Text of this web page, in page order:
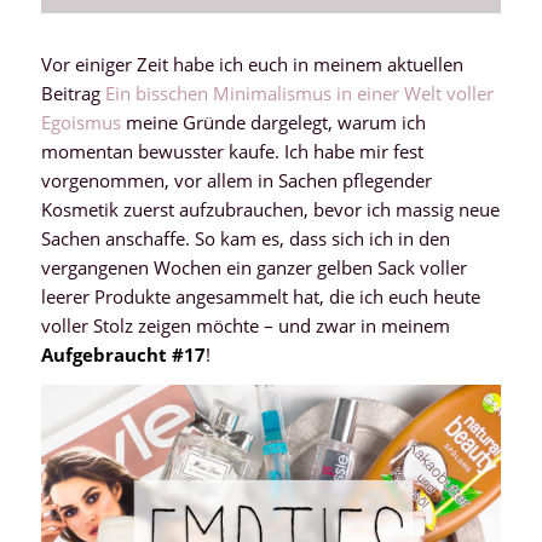
Vor einiger Zeit habe ich euch in meinem aktuellen
Beitrag Ein bisschen Minimalismus in einer Welt voller
Egoismus meine Gründe dargelegt, warum ich
momentan bewusster kaufe. Ich habe mir fest
vorgenommen, vor allem in Sachen pflegender
Kosmetik zuerst aufzubrauchen, bevor ich massig neue
Sachen anschaffe. So kam es, dass sich ich in den
vergangenen Wochen ein ganzer gelben Sack voller
leerer Produkte angesammelt hat, die ich euch heute
voller Stolz zeigen möchte – und zwar in meinem
Aufgebraucht #17!